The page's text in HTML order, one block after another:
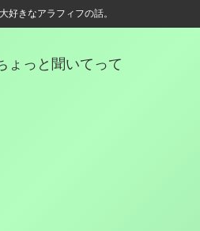
好きなアラフィフの話。
ょっと聞いてって